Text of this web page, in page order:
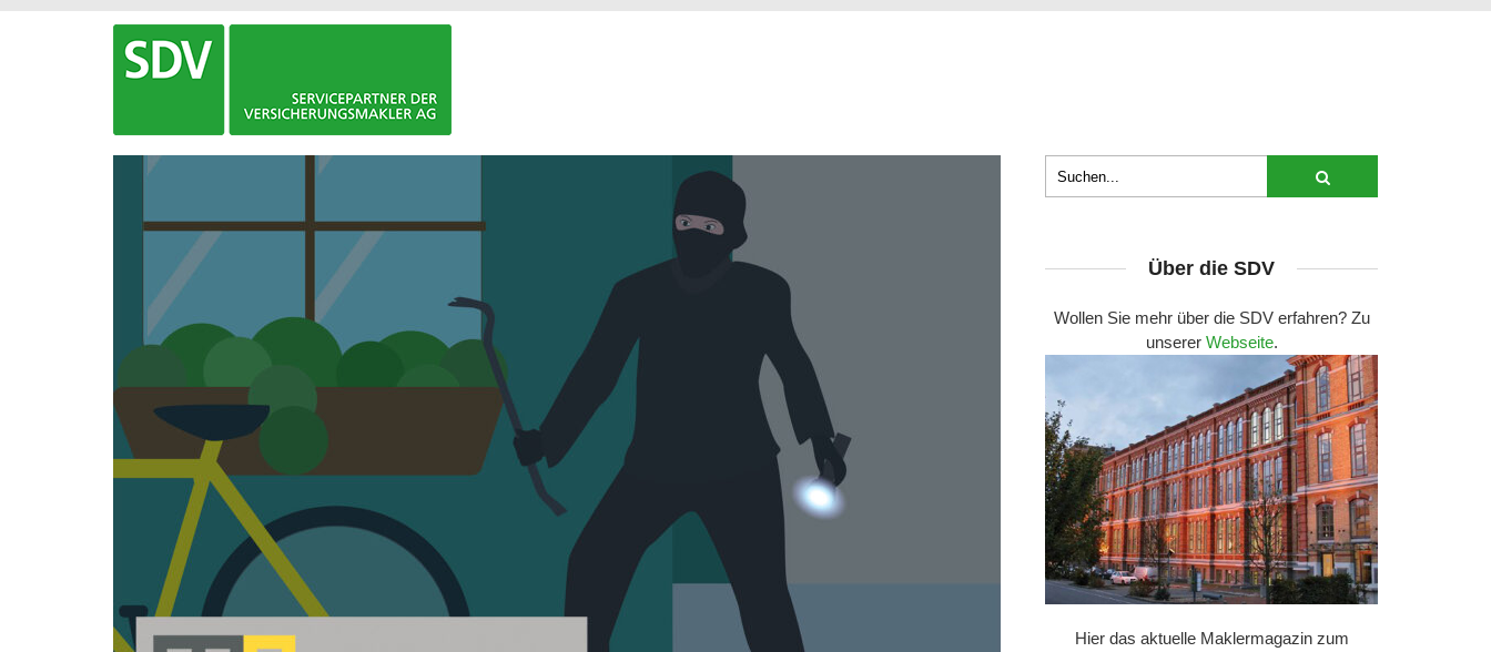
Über die SDV
Wollen Sie mehr über die SDV erfahren? Zu
unserer Webseite.
Hier das aktuelle Maklermagazin zum